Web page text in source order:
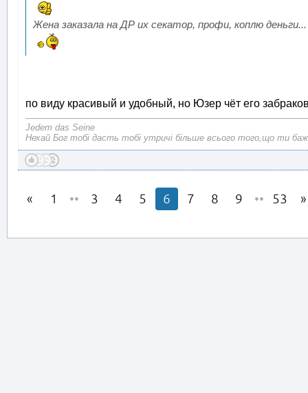
Жена заказала на ДР их секатор, профи, коплю деньги...
по виду красивый и удобный, но Юзер чёт его
Jedem das Seine
Нехай Бог тобі дасть тобі утричі більше всього того,що ти
1 •• 3 4 5 6 7 8 9 •• 53